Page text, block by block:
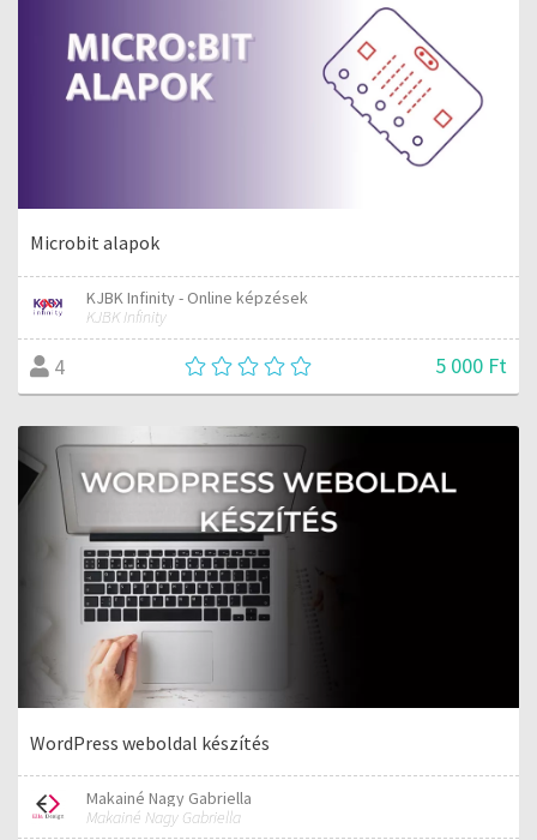
Microbit alapok
KJBK Infinity - Online képzések
KJBK Infinity
4 5 000 Ft
WordPress weboldal készítés
Makainé Nagy Gabriella
Makainé Nagy Gabriella